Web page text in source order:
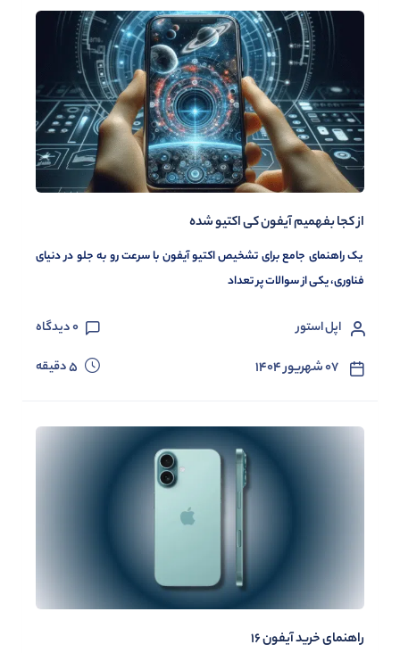
از کجا بفهمیم آیفون کی اکتیو شده
یک راهنمای جامع برای تشخیص اکتیو آیفون با سرعت رو به جلو در دنیای
فناوری، یکی از سوالات پر تعداد
اپل استور 0دیدگاه
۰۷ شهریور ۱۴۰۴ 5دقیقه
راهنمای خرید آیفون 16